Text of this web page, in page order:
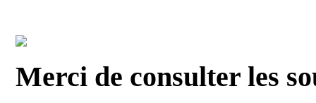
Merci de consulter les